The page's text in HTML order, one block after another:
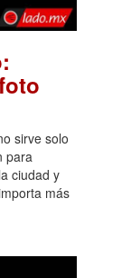
sirve solo
para
ciudad y
más